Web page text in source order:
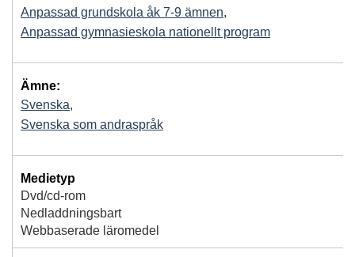
Anpassad grundskola åk 7-9 ämnen,
Anpassad gymnasieskola nationellt program
Ämne:
Svenska,
Svenska som andraspråk
Medietyp
Dvd/cd-rom
Nedladdningsbart
Webbaserade läromedel